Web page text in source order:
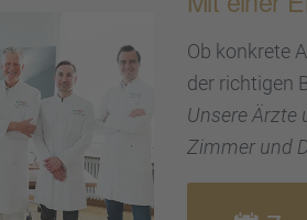
Ob konkrete
der richti­gen
Unsere Ärzte
Zimmer und